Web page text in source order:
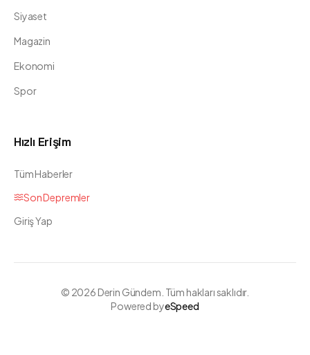
Siyaset
Magazin
Ekonomi
Spor
Hızlı Erişim
Tüm Haberler
Son Depremler
Giriş Yap
© 2026 Derin Gündem. Tüm hakları saklıdır.
Powered byeSpeed